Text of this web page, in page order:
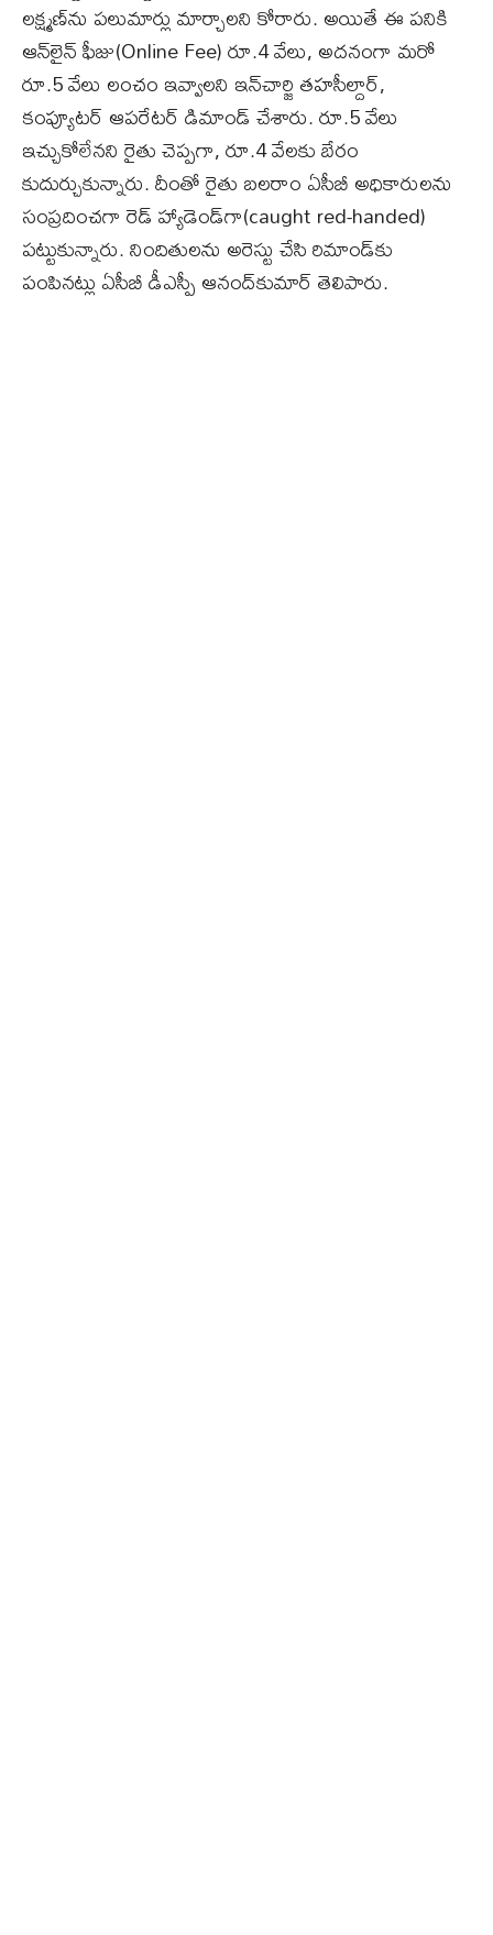
లక్ష్మణ్‌ను పలుమార్లు మార్చాలని కోరారు. అయితే ఈ పనికి
ఆన్‌లైన్‌ ఫీజు(Online Fee) రూ.4 వేలు, అదనంగా మరో
రూ.5 వేలు లంచం ఇవ్వాలని ఇన్‌చార్జి తహసీల్దార్‌,
కంప్యూటర్‌ ఆపరేటర్‌ డిమాండ్‌ చేశారు. రూ.5 వేలు
ఇచ్చుకోలేనని రైతు చెప్పగా, రూ.4 వేలకు బేరం
కుదుర్చుకున్నారు. దీంతో రైతు బలరాం ఏసీబీ అధికారులను
సంప్రదించగా రెడ్‌ హ్యాడెండ్‌గా(caught red-handed)
పట్టుకున్నారు. నిందితులను అరెస్టు చేసి రిమాండ్‌కు
పంపినట్లు ఏసీబీ డీఎస్పీ ఆనంద్‌కుమార్‌ తెలిపారు.